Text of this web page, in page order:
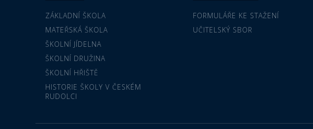
ZÁKLADNÍ ŠKOLA
MATEŘSKÁ ŠKOLA
ŠKOLNÍ JÍDELNA
ŠKOLNÍ DRUŽINA
ŠKOLNÍ HŘIŠTĚ
HISTORIE ŠKOLY V ČESKÉM
RUDOLCI
FORMULÁŘE KE STAŽENÍ
UČITELSKÝ SBOR